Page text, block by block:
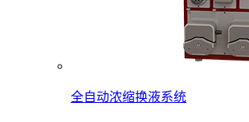
全自动浓缩换液系统